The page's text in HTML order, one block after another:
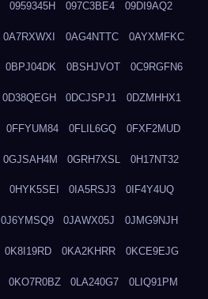
0959345H 097C3BE4 09DI9AQ2
0A7RXWXI 0AG4NTTC 0AYXMFKC
0BPJ04DK 0BSHJVOT 0C9RGFN6
0D38QEGH 0DCJSPJ1 0DZMHHX1
0FFYUM84 0FLIL6GQ 0FXF2MUD
0GJSAH4M 0GRH7XSL 0H17NT32
0HYK5SEI 0IA5RSJ3 0IF4Y4UQ
0J6YMSQ9 0JAWX05J 0JMG9NJH
0K8I19RD 0KA2KHRR 0KCE9EJG
0KO7R0BZ 0LA240G7 0LIQ91PM